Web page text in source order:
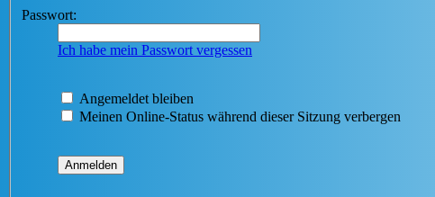
Passwort:
Ich habe mein Passwort vergessen
Angemeldet bleiben
Meinen Online-Status während dieser Sitzung verbergen